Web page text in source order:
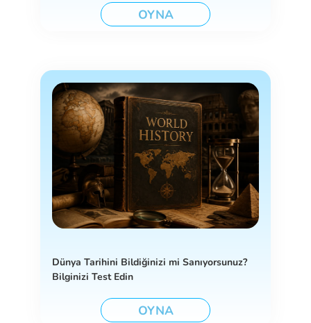
OYNA
Dünya Tarihini Bildiğinizi mi Sanıyorsunuz?
Bilginizi Test Edin
OYNA